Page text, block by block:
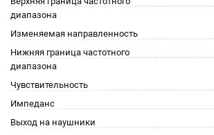
диапазона
Изменяемая направленность
Нижняя граница частотного
диапазона
Чувствительность
Импеданс
Выход на наушники